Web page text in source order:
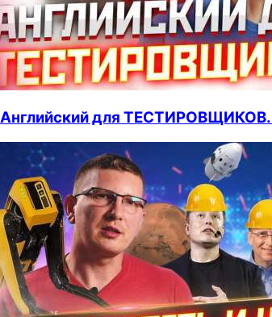
Английский для ТЕСТИРОВЩИКОВ.